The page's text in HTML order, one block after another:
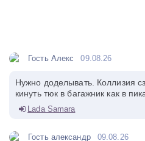
Гость Алекс 09.08.26
Нужно доделывать. Коллизия
кинуть тюк в багажник как в
Lada Samara
Гость александр 09.08.26